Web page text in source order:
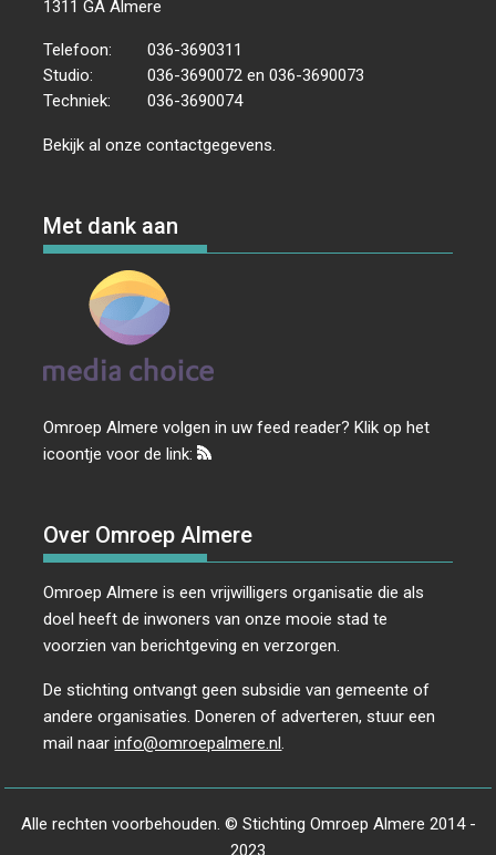
1311 GA Almere
Telefoon:
036-3690311
Studio:
036-3690072 en 036-3690073
Techniek:
036-3690074
Bekijk al onzecontactgegevens.
Met dank aan
Omroep Almere volgen in uw feed reader? Klik op het
icoontje voor de link:
Over Omroep Almere
Omroep Almere is een vrijwilligers organisatie die als
doel heeft de inwoners van onze mooie stad te
voorzien van berichtgeving en verzorgen.
De stichting ontvangt geen subsidie van gemeente of
andere organisaties. Doneren of adverteren, stuur een
mail naarinfo@omroepalmere.nl.
Alle rechten voorbehouden. © Stichting Omroep Almere 2014 -
2023